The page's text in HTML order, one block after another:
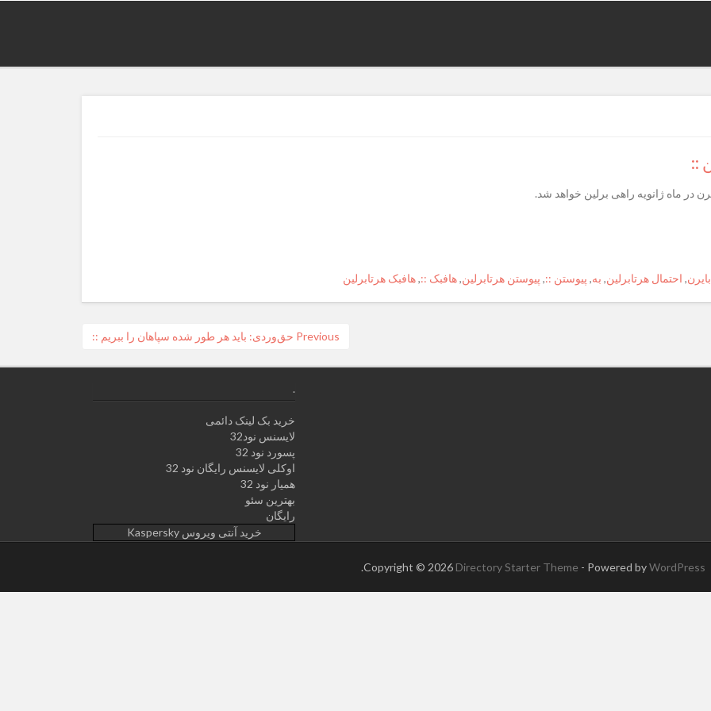
::
, احتمال هرتابرلین, به, پیوستن ::, پیوستن هرتابرلین,هافبک ::,هافبک هرتابرلین
Previous
Previous
حق‌وردی: باید هر طور شده سپاهان را ببریم ::
.
خرید بک لینک دائمی
لایسنس نود32
پسورد نود 32
اوکلی لایسنس رایگان نود 32
همیار نود 32
بهترین سئو
رایگان
خرید آنتی ویروس Kaspersky
Copyright © 2026 Directory Starter Theme - Powered byWordPress
.